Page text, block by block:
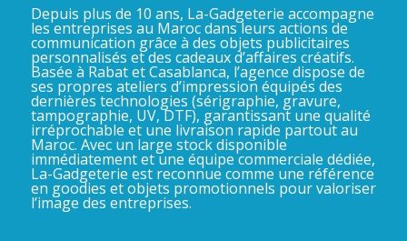
Depuis plus de 10 ans, La-Gadgeterie accompagne
les entreprises au Maroc dans leurs actions de
communication grâce à des objets publicitaires
personnalisés et des cadeaux d’affaires créatifs.
Basée à Rabat et Casablanca, l’agence dispose de
ses propres ateliers d’impression équipés des
dernières technologies (sérigraphie, gravure,
tampographie, UV, DTF), garantissant une qualité
irréprochable et une livraison rapide partout au
Maroc. Avec un large stock disponible
immédiatement et une équipe commerciale dédiée,
La-Gadgeterie est reconnue comme une référence
en goodies et objets promotionnels pour valoriser
l’image des entreprises.